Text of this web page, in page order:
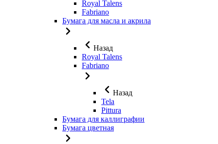
Royal Talens
Fabriano
Бумага для масла и акрила
Назад
Royal Talens
Fabriano
Назад
Tela
Pittura
Бумага для каллиграфии
Бумага цветная